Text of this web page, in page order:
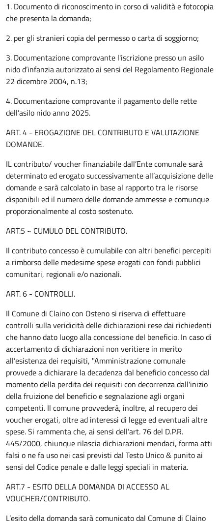
1. Documento di riconoscimento in corso di validità e fotocopia
che presenta la domanda;
2. per gli stranieri copia del permesso o carta di soggiorno;
3. Documentazione comprovante l'iscrizione presso un asilo
nido d’infanzia autorizzato ai sensi del Regolamento Regionale
22 dicembre 2004, n.13;
4. Documentazione comprovante il pagamento delle rette
dell’asilo nido anno 2025.
ART. 4 - EROGAZIONE DEL CONTRIBUTO E VALUTAZIONE
DOMANDE.
IL contributo/ voucher finanziabile dall’Ente comunale sarà
determinato ed erogato successivamente all’acquisizione delle
domande e sarà calcolato in base al rapporto tra le risorse
disponibili ed il numero delle domande ammesse e comunque
proporzionalmente al costo sostenuto.
ART.5 ~ CUMULO DEL CONTRIBUTO.
Il contributo concesso è cumulabile con altri benefici percepiti
a rimborso delle medesime spese erogati con fondi pubblici
comunitari, regionali e/o nazionali.
ART. 6 - CONTROLLI.
Il Comune di Claino con Osteno si riserva di effettuare
controlli sulla veridicità delle dichiarazioni rese dai richiedenti
che hanno dato luogo alla concessione del beneficio. In caso di
accertamento di dichiarazioni non veritiere in merito
all’esistenza dei requisiti, "Amministrazione comunale
provvede a dichiarare la decadenza dal beneficio concesso dal
momento della perdita dei requisiti con decorrenza dall'inizio
della fruizione del beneficio e segnalazione agli organi
competenti. Il comune provvederà, inoltre, al recupero dei
voucher erogati, oltre ad interessi di legge ed eventuali altre
spese. Si rammenta che, ai sensi dell’art. 76 del D.P.R.
445/2000, chiunque rilascia dichiarazioni mendaci, forma atti
falsi o ne fa uso nei casi previsti dal Testo Unico & punito ai
sensi del Codice penale e dalle leggi speciali in materia.
ART.7 - ESITO DELLA DOMANDA DI ACCESSO AL
VOUCHER/CONTRIBUTO.
L’esito della domanda sarà comunicato dal Comune di Claino